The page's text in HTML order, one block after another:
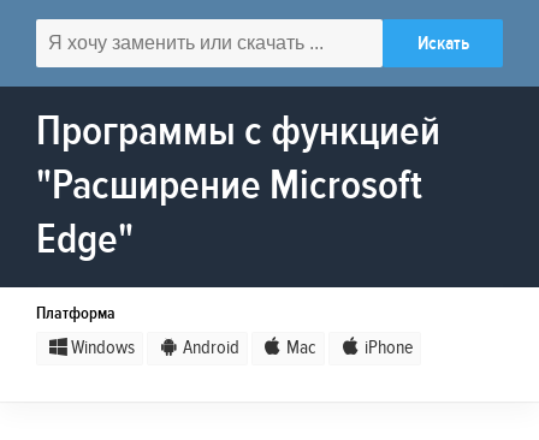
Программы с функцией
"Расширение Microsoft
Edge"
Платформа
Windows Android Mac iPhone